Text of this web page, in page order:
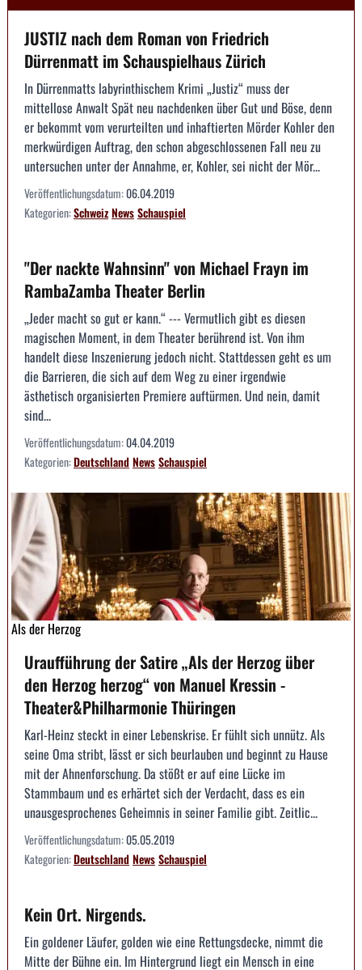
JUSTIZ nach dem Roman von Friedrich
Dürrenmatt im Schauspielhaus Zürich
In Dürrenmatts labyrinthischem Krimi „Justiz“ muss der
mittellose Anwalt Spät neu nachdenken über Gut und Böse, denn
er bekommt vom verurteilten und inhaftierten Mörder Kohler den
merkwürdigen Auftrag, den schon abgeschlossenen Fall neu zu
untersuchen unter der Annahme, er, Kohler, sei nicht der Mör...
Veröffentlichungsdatum:06.04.2019
Kategorien:SchweizNewsSchauspiel
"Der nackte Wahnsinn" von Michael Frayn im
RambaZamba Theater Berlin
„Jeder macht so gut er kann.“ --- Vermutlich gibt es diesen
magischen Moment, in dem Theater berührend ist. Von ihm
handelt diese Inszenierung jedoch nicht. Stattdessen geht es um
die Barrieren, die sich auf dem Weg zu einer irgendwie
ästhetisch organisierten Premiere auftürmen. Und nein, damit
sind...
Veröffentlichungsdatum:04.04.2019
Kategorien:DeutschlandNewsSchauspiel
Als der Herzog
Uraufführung der Satire „Als der Herzog über
den Herzog herzog“ von Manuel Kressin -
Theater&Philharmonie Thüringen
Karl-Heinz steckt in einer Lebenskrise. Er fühlt sich unnütz. Als
seine Oma stribt, lässt er sich beurlauben und beginnt zu Hause
mit der Ahnenforschung. Da stößt er auf eine Lücke im
Stammbaum und es erhärtet sich der Verdacht, dass es ein
unausgesprochenes Geheimnis in seiner Familie gibt. Zeitlic...
Veröffentlichungsdatum:05.05.2019
Kategorien:DeutschlandNewsSchauspiel
Kein Ort. Nirgends.
Ein goldener Läufer, golden wie eine Rettungsdecke, nimmt die
Mitte der Bühne ein. Im Hintergrund liegt ein Mensch in eine